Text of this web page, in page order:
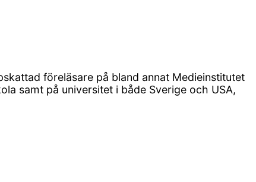
föreläsare på bland annat Medieinstitutet
samt på universitet i både Sverige och USA,